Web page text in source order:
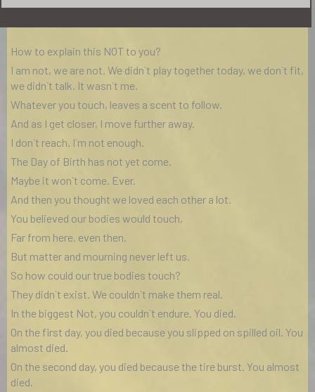
How to explain this NOT to you?
I am not, we are not. We didn`t play together today, we don`t fit,
we didn`t talk. It wasn`t me.
Whatever you touch, leaves a scent to follow.
And as I get closer, I move further away.
I don`t reach. I`m not enough.
The Day of Birth has not yet come.
Maybe it won`t come. Ever.
And then you thought we loved each other a lot.
You believed our bodies would touch,
Far from here, even then.
But matter and mourning never left us.
So how could our true bodies touch?
They didn`t exist. We couldn`t make them real.
In the biggest Not, you couldn`t endure. You died.
On the first day, you died because you slipped on spilled oil. You
almost died.
On the second day, you died because the tire burst. You almost
died.